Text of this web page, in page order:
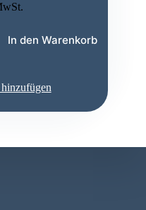
In den Warenkorb